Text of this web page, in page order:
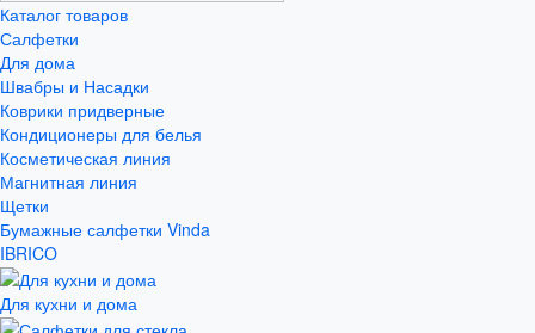
Каталог товаров
Салфетки
Для дома
Швабры и Насадки
Коврики придверные
Кондиционеры для белья
Косметическая линия
Магнитная линия
Щетки
Бумажные салфетки Vinda
IBRICO
Для кухни и дома